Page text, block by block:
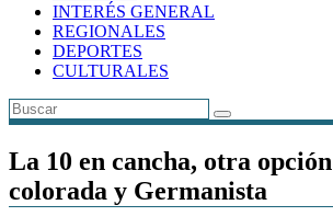
INTERÉS GENERAL
REGIONALES
DEPORTES
CULTURALES
La 10 en cancha, otra
colorada y Germanista